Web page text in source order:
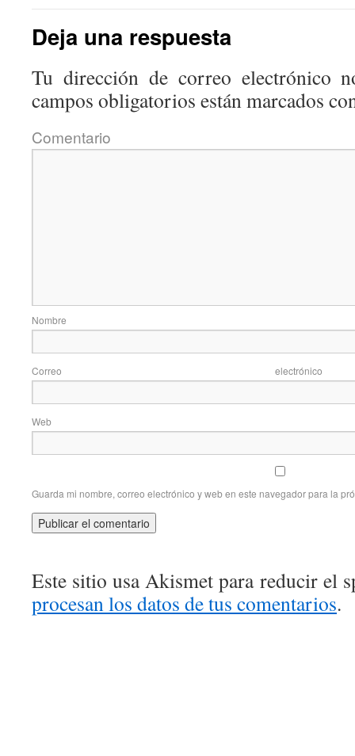
Deja una respuesta
Tu dirección de correo electrónico
campos obligatorios están marcados
Correo
Web
Guarda mi nombre, correo electrónico y web en este navegador para la
Este sitio usa Akismet para reducir el
procesan los datos de tus comentarios.